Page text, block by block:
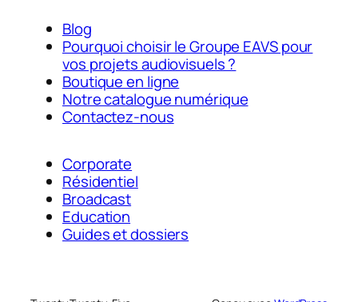
Blog
Pourquoi choisir le Groupe EAVS pour
vos projets audiovisuels ?
Boutique en ligne
Notre catalogue numérique
Contactez-nous
Corporate
Résidentiel
Broadcast
Education
Guides et dossiers